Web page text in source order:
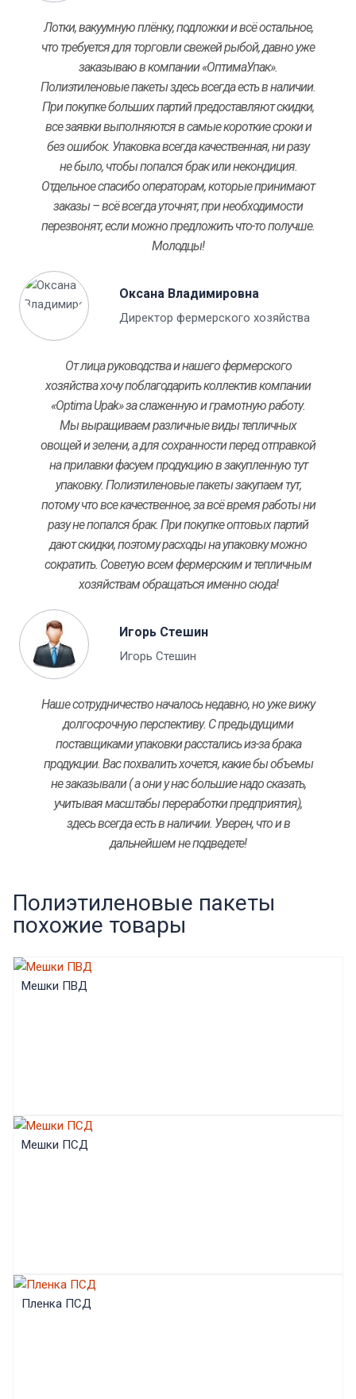
Лотки, вакуумную плёнку, подложки и всё остальное,
что требуется для торговли свежей рыбой, давно уже
заказываю в компании «ОптимаУпак».
Полиэтиленовые пакеты здесь всегда есть в наличии.
При покупке больших партий предоставляют скидки,
все заявки выполняются в самые короткие сроки и
без ошибок. Упаковка всегда качественная, ни разу
не было, чтобы попался брак или некондиция.
Отдельное спасибо операторам, которые принимают
заказы – всё всегда уточнят, при необходимости
перезвонят, если можно предложить что-то получше.
Молодцы!
Оксана Владимировна
Директор фермерского хозяйства
От лица руководства и нашего фермерского
хозяйства хочу поблагодарить коллектив компании
«Optima Upak» за слаженную и грамотную работу.
Мы выращиваем различные виды тепличных
овощей и зелени, а для сохранности перед отправкой
на прилавки фасуем продукцию в закупленную тут
упаковку. Полиэтиленовые пакеты закупаем тут,
потому что все качественное, за всё время работы ни
разу не попался брак. При покупке оптовых партий
дают скидки, поэтому расходы на упаковку можно
сократить. Советую всем фермерским и тепличным
хозяйствам обращаться именно сюда!
Игорь Стешин
Игорь Стешин
Наше сотрудничество началось недавно, но уже вижу
долгосрочную перспективу. С предыдущими
поставщиками упаковки расстались из-за брака
продукции. Вас похвалить хочется, какие бы объемы
не заказывали ( а они у нас большие надо сказать,
учитывая масштабы переработки предприятия),
здесь всегда есть в наличии. Уверен, что и в
дальнейшем не подведете!
Полиэтиленовые пакеты
похожие товары
Мешки ПВД
Мешки ПСД
Пленка ПСД